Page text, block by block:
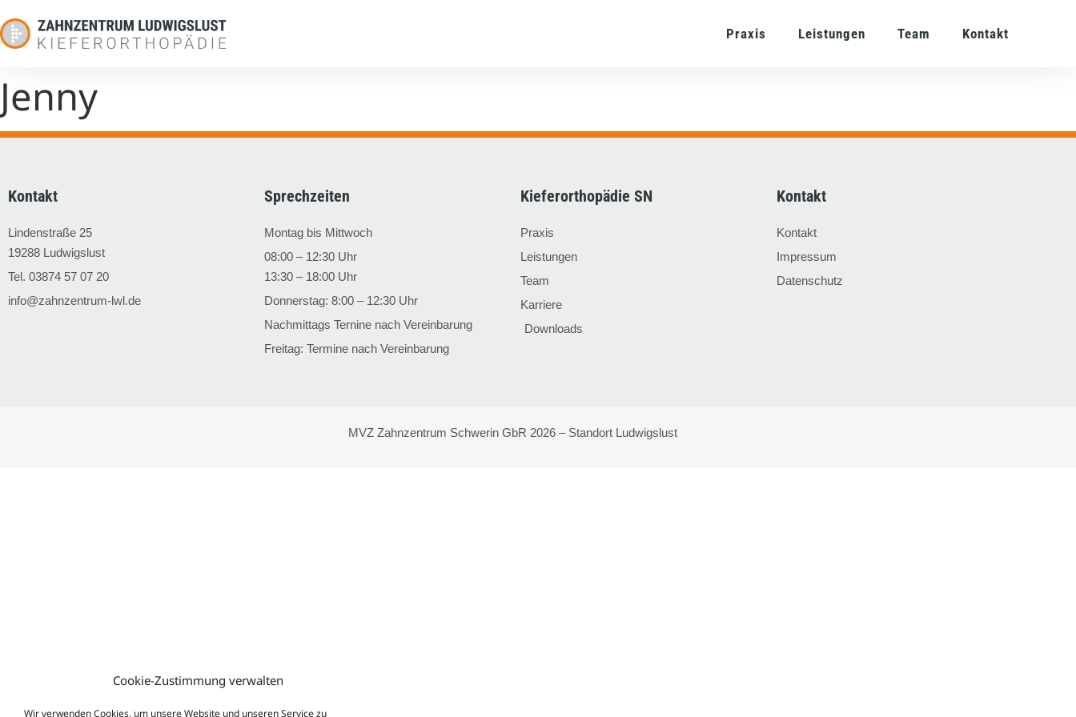
Cookie-Zustimmung verwalten
Wir verwenden Cookies, um unsere Website und unseren Service zu
Praxis Leistungen Team Kontakt
Jenny
Kontakt
Lindenstraße 25
19288 Ludwigslust
Tel. 03874 57 07 20
info@zahnzentrum-lwl.de
Sprechzeiten
Montag bis Mittwoch
08:00 – 12:30 Uhr
13:30 – 18:00 Uhr
Donnerstag: 8:00 – 12:30 Uhr
Nachmittags Ternine nach Vereinbarung
Freitag: Termine nach Vereinbarung
Kieferorthopädie SN
Praxis
Leistungen
Team
Karriere
Downloads
Kontakt
Kontakt
Impressum
Datenschutz
MVZ Zahnzentrum Schwerin GbR 2026 – Standort Ludwigslust